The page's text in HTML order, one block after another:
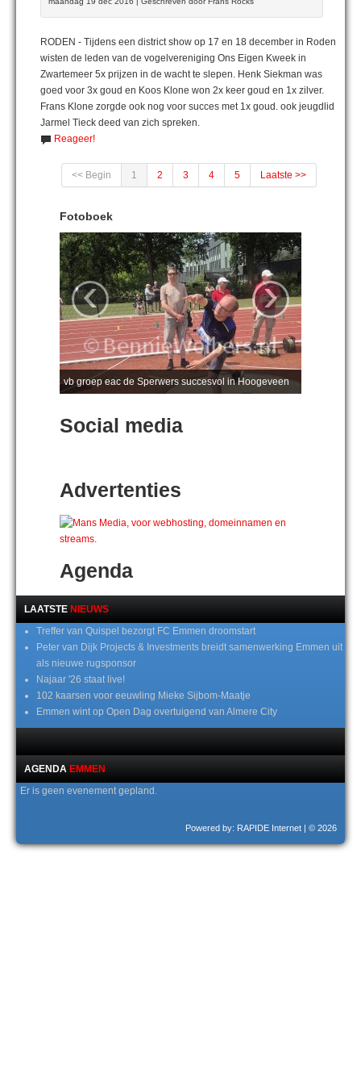
RODEN - Tijdens een district show op 17 en 18 december in Roden
wisten de leden van de vogelvereniging Ons Eigen Kweek in
Zwartemeer 5x prijzen in de wacht te slepen. Henk Siekman was
goed voor 3x goud en Koos Klone won 2x keer goud en 1x zilver.
Frans Klone zorgde ook nog voor succes met 1x goud. ook jeugdlid
Jarmel Tieck deed van zich spreken.
Reageer!
<< Begin 1 2 3 4 5 Laatste >>
Fotoboek
vb groep eac de Sperwers succesvol in Hoogeveen
‹ ›
Social media
Advertenties
Agenda
LAATSTE NIEUWS
Treffer van Quispel bezorgt FC Emmen droomstart
Peter van Dijk Projects & Investments breidt samenwerking Emmen uit
als nieuwe rugsponsor
Najaar '26 staat live!
102 kaarsen voor eeuwling Mieke Sijbom-Maatje
Emmen wint op Open Dag overtuigend van Almere City
AGENDA EMMEN
Er is geen evenement gepland.
Powered by: RAPIDE Internet | © 2026